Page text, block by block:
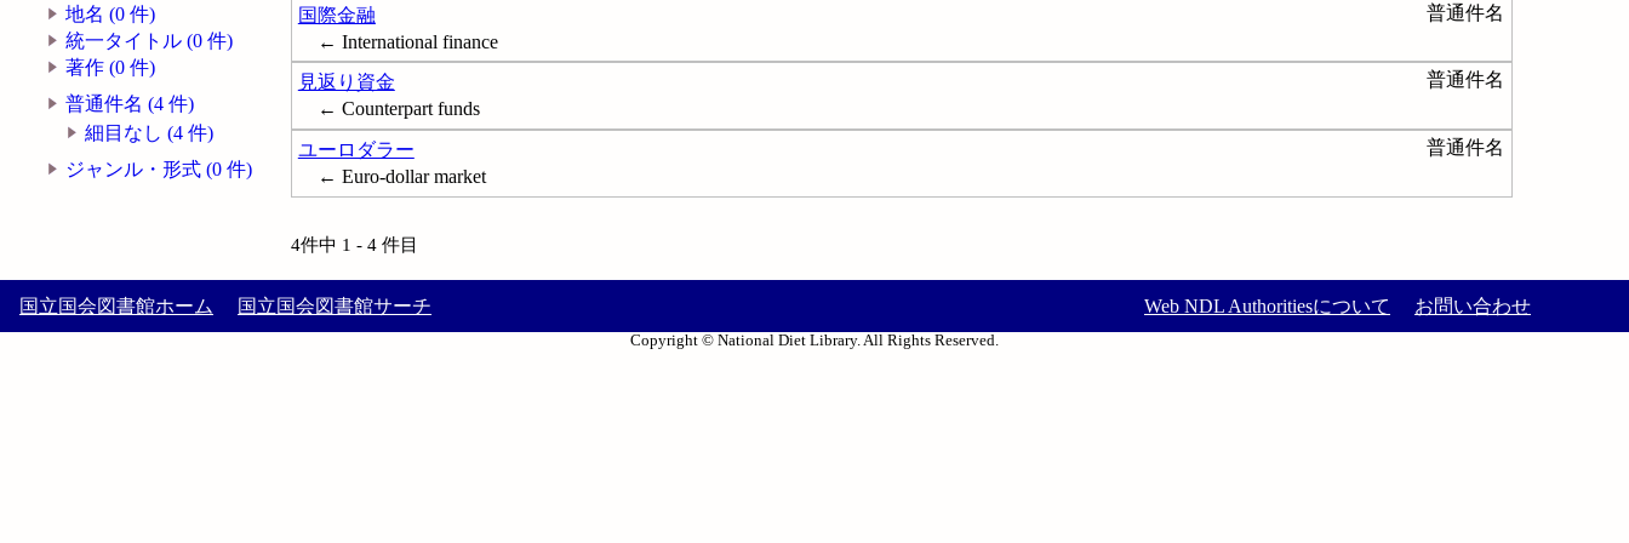
地名 (0 件)
統一タイトル (0 件)
著作 (0 件)
普通件名 (4 件)
細目なし (4 件)
ジャンル・形式 (0 件)
国際金融
普通件名
← International finance
見返り資金
普通件名
← Counterpart funds
ユーロダラー
普通件名
← Euro-dollar market
4件中 1 - 4 件目
国立国会図書館ホーム 国立国会図書館サーチ Web NDL Authoritiesについて お問い合わせ
Copyright © National Diet Library. All Rights Reserved.